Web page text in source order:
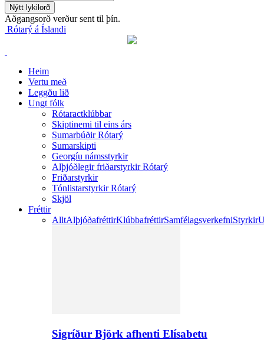
Aðgangsorð verður sent til þín.
Rótarý á Íslandi
Heim
Vertu með
Leggðu lið
Ungt fólk
Rótaractklúbbar
Skiptinemi til eins árs
Sumarbúðir Rótarý
Sumarskipti
Georgíu námsstyrkir
Alþjóðlegir friðarstyrkir Rótarý
Friðarstyrkir
Tónlistarstyrkir Rótarý
Skjöl
Fréttir
AlltAlþjóðafréttirKlúbbafréttirSamfélagsverkefniStyrkir
Sigríður Björk afhenti Elísabetu